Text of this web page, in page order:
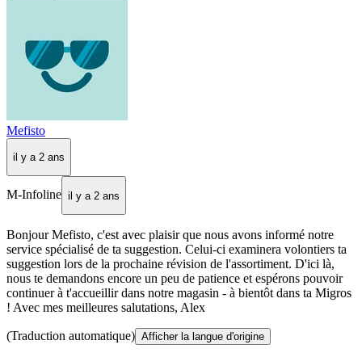
Mefisto
il y a 2 ans
M-Infoline il y a 2 ans
Bonjour Mefisto, c'est avec plaisir que nous avons informé notre
service spécialisé de ta suggestion. Celui-ci examinera volontiers ta
suggestion lors de la prochaine révision de l'assortiment. D'ici là,
nous te demandons encore un peu de patience et espérons pouvoir
continuer à t'accueillir dans notre magasin - à bientôt dans ta Migros
! Avec mes meilleures salutations, Alex
(Traduction automatique) Afficher la langue d'origine